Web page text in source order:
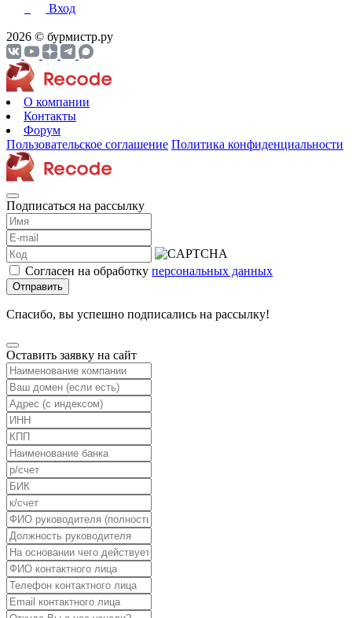
Вход
2026 © бурмистр.ру
О компании
Контакты
Форум
Пользовательское соглашение Политика конфиденциальности
Подписаться на рассылку
Согласен на обработку персональных данных
Отправить
Спасибо, вы успешно подписались на рассылку!
Оставить заявку на сайт